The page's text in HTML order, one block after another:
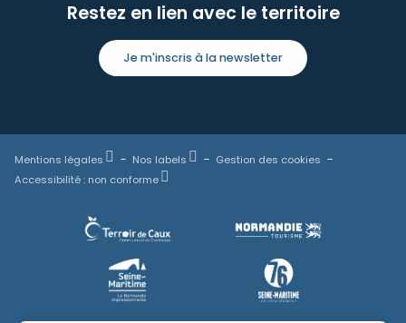
Restez en lien avec le territoire
Je m'inscris à la newsletter
Mentions légales Nos labels
Gestion des cookies
Accessibilité : non conforme